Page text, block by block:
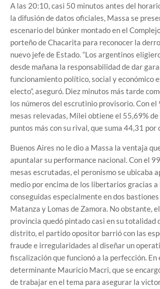
A las 20:10, casi 50 minutos antes del
la difusión de datos oficiales, Massa se
escenario del búnker montado en el
porteño de Chacarita para reconocer la
nuevo jefe de Estado. “Los argentinos
desde mañana la responsabilidad de dar
funcionamiento político, social y económico
electo”, aseguró. Diez minutos más tarde
los números del escrutinio provisorio. Con el
mesas relevadas, Milei obtiene el 55,69%
puntos más con su rival, que suma 44,31 por
Buenos Aires no le dio a Massa la ventaja
apuntalar su performance nacional. Con el
mesas escrutadas, el peronismo se ubicaba
medio por encima de los libertarios gracias
conseguidas especialmente en dos
Matanza y Lomas de Zamora. No obstante,
provincia quedó pintado casi en su totalidad
distrito, el partido opositor barrió con las
fraude e irregularidades al diseñar un
fiscalización que funcionó a la perfección. En
determinante Mauricio Macri, que se
de trabajar en el tema para asegurar la